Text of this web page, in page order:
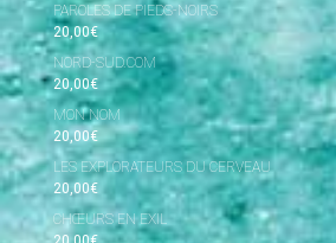
PAROLES DE PIEDS-NOIRS
20,00€
NORD-SUD.COM
20,00€
MON NOM
20,00€
LES EXPLORATEURS DU CERVEAU
20,00€
CHŒURS EN EXIL